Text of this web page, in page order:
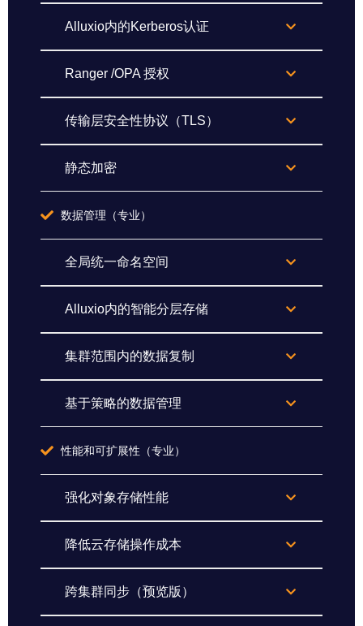
Alluxio内的Kerberos认证
Ranger /OPA 授权
传输层安全性协议（TLS）
静态加密
数据管理（专业）
全局统一命名空间
Alluxio内的智能分层存储
集群范围内的数据复制
基于策略的数据管理
性能和可扩展性（专业）
强化对象存储性能
降低云存储操作成本
跨集群同步（预览版）